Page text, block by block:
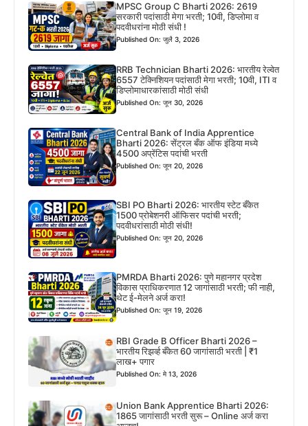
MPSC Group C Bharti 2026: 2619
सरकारी पदांसाठी मेगा भरती; 10वी, डिप्लोमा व
पदवीधरांना मोठी संधी !
Published On: जुलै 3, 2026
RRB Technician Bharti 2026: भारतीय रेल्वेत
6557 टेक्निशियन पदांसाठी मेगा भरती; 10वी, ITI व
डिप्लोमाधारकांसाठी मोठी संधी
Published On: जून 30, 2026
Central Bank of India Apprentice
Bharti 2026: सेंट्रल बँक ऑफ इंडिया मध्ये
4500 अप्रेंटिस पदांची भरती
Published On: जून 20, 2026
SBI PO Bharti 2026: भारतीय स्टेट बँकेत
1500 प्रोबेशनरी ऑफिसर पदांची भरती;
पदवीधरांसाठी मोठी संधी!
Published On: जून 20, 2026
PMRDA Bharti 2026: पुणे महानगर प्रदेश
विकास प्राधिकरणात 12 जागांसाठी भरती; फी नाही,
थेट ई-मेलने अर्ज करा!
Published On: जून 19, 2026
RBI Grade B Officer Bharti 2026 –
भारतीय रिझर्व्ह बँकेत 60 जागांसाठी भरती | ₹1
लाख+ पगार
Published On: मे 13, 2026
Union Bank Apprentice Bharti 2026:
1865 जागांसाठी भरती सुरू – Online अर्ज करा